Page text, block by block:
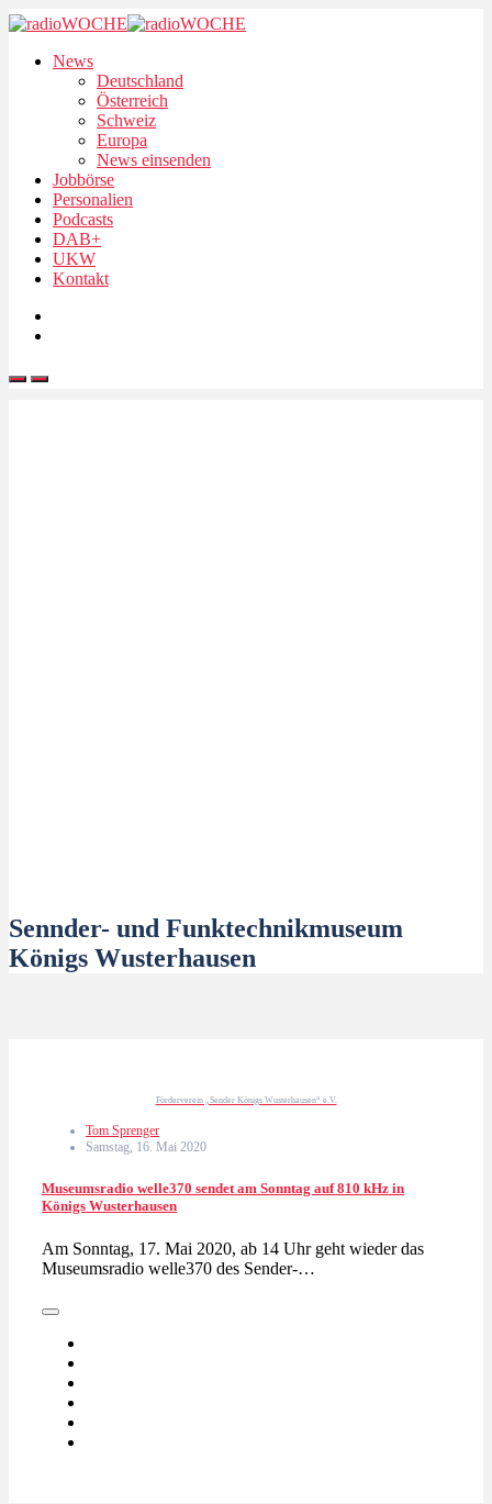
News
Deutschland
Österreich
Schweiz
Europa
News einsenden
Jobbörse
Personalien
Podcasts
DAB+
UKW
Kontakt
Sennder- und Funktechnikmuseum
Königs Wusterhausen
Förderverein „Sender Königs Wusterhausen“ e.V.
Tom Sprenger
Samstag, 16. Mai 2020
Museumsradio welle370 sendet am Sonntag auf 810 kHz in
Königs Wusterhausen
Am Sonntag, 17. Mai 2020, ab 14 Uhr geht wieder das
Museumsradio welle370 des Sender-…